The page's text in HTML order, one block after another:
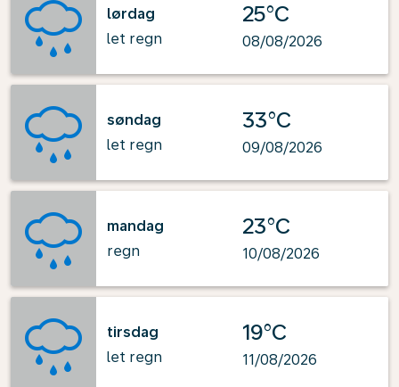
lørdag
let regn
25°C
08/08/2026
søndag
let regn
33°C
09/08/2026
mandag
regn
23°C
10/08/2026
tirsdag
let regn
19°C
11/08/2026